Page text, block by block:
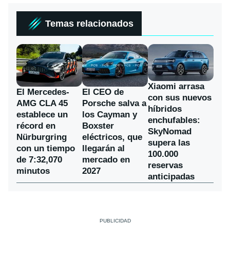
Temas relacionados
El Mercedes-
AMG CLA 45
establece un
récord en
Nürburgring
con un tiempo
de 7:32,070
minutos
El CEO de
Porsche salva a
los Cayman y
Boxster
eléctricos, que
llegarán al
mercado en
2027
Xiaomi arrasa
con sus nuevos
híbridos
enchufables:
SkyNomad
supera las
100.000
reservas
anticipadas